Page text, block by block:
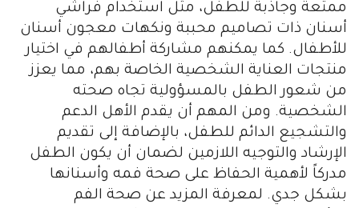
ممتعة وجاذبة للطفل، مثل استخدام فراشي
أسنان ذات تصاميم محببة ونكهات معجون أسنان
للأطفال. كما يمكنهم مشاركة أطفالهم في اختيار
منتجات العناية الشخصية الخاصة بهم، مما يعزز
من شعور الطفل بالمسؤولية تجاه صحته
الشخصية. ومن المهم أن يقدم الأهل الدعم
والتشجيع الدائم للطفل، بالإضافة إلى تقديم
الإرشاد والتوجيه اللازمين لضمان أن يكون الطفل
مدركاً لأهمية الحفاظ على صحة فمه وأسنانها
بشكل جدي. لمعرفة المزيد عن صحة الفم